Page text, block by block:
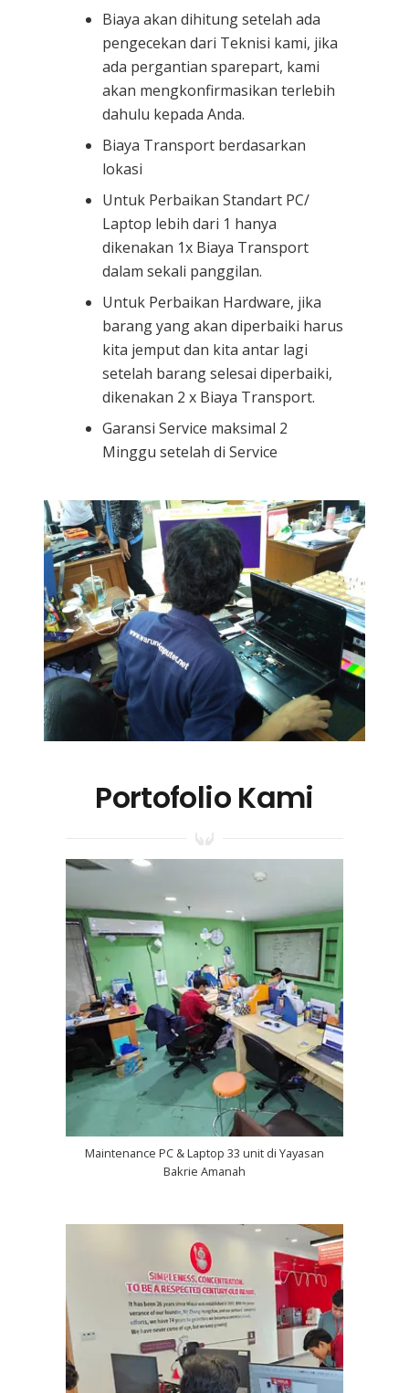
Biaya akan dihitung setelah ada
pengecekan dari Teknisi kami, jika
ada pergantian sparepart, kami
akan mengkonfirmasikan terlebih
dahulu kepada Anda.
Biaya Transport berdasarkan
lokasi
Untuk Perbaikan Standart PC/
Laptop lebih dari 1 hanya
dikenakan 1x Biaya Transport
dalam sekali panggilan.
Untuk Perbaikan Hardware, jika
barang yang akan diperbaiki harus
kita jemput dan kita antar lagi
setelah barang selesai diperbaiki,
dikenakan 2 x Biaya Transport.
Garansi Service maksimal 2
Minggu setelah di Service
Portofolio Kami
Maintenance PC & Laptop 33 unit di Yayasan
Bakrie Amanah